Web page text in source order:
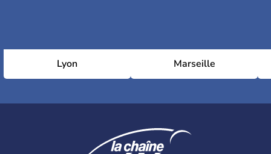
Lyon Marseille